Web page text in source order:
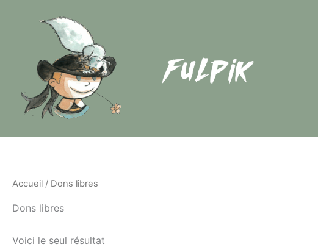
Accueil / Dons libres
Dons libres
Voici le seul résultat